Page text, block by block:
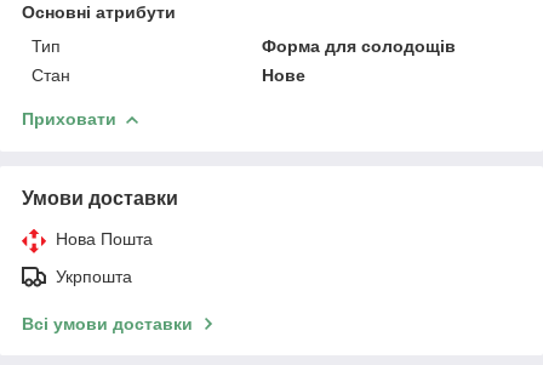
Основні атрибути
Тип
Форма для солодощів
Стан
Нове
Приховати
Умови доставки
Нова Пошта
Укрпошта
Всі умови доставки